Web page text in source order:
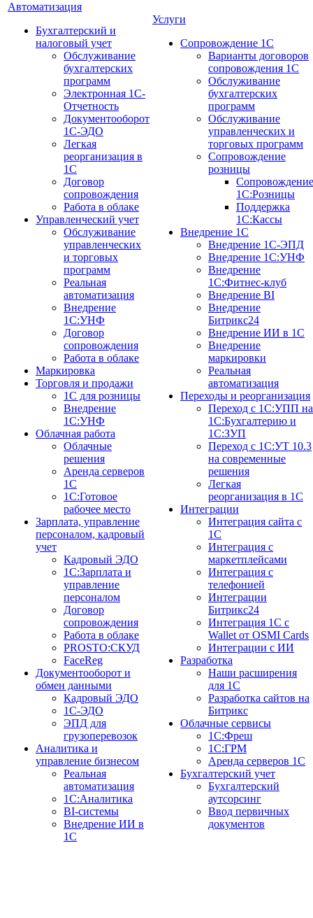
Автоматизация
Бухгалтерский и
налоговый учет
Обслуживание
бухгалтерских
программ
Электронная 1С-
Отчетность
Документооборот
1С-ЭДО
Легкая
реорганизация в
1С
Договор
сопровождения
Работа в облаке
Управленческий учет
Обслуживание
управленческих
и торговых
программ
Реальная
автоматизация
Внедрение
1С:УНФ
Договор
сопровождения
Работа в облаке
Маркировка
Торговля и продажи
1С для розницы
Внедрение
1С:УНФ
Облачная работа
Облачные
решения
Аренда серверов
1С
1C:Готовое
рабочее место
Зарплата, управление
персоналом, кадровый
учет
Кадровый ЭДО
1С:Зарплата и
управление
персоналом
Договор
сопровождения
Работа в облаке
PROSTO:СКУД
FaceReg
Документооборот и
обмен данными
Кадровый ЭДО
1С-ЭДО
ЭПД для
грузоперевозок
Аналитика и
управление бизнесом
Реальная
автоматизация
1С:Аналитика
BI-системы
Внедрение ИИ в
1С
Услуги
Сопровождение 1С
Варианты договоров
сопровождения 1С
Обслуживание
бухгалтерских
программ
Обслуживание
управленческих и
торговых программ
Сопровождение
розницы
Сопровождение
1С:Розницы
Поддержка
1С:Кассы
Внедрение 1С
Внедрение 1С-ЭПД
Внедрение 1С:УНФ
Внедрение
1С:Фитнес-клуб
Внедрение BI
Внедрение
Битрикс24
Внедрение ИИ в 1С
Внедрение
маркировки
Реальная
автоматизация
Переходы и реорганизация
Переход с 1С:УПП на
1С:Бухгалтерию и
1С:ЗУП
Переход с 1С:УТ 10.3
на современные
решения
Легкая
реорганизация в 1С
Интеграции
Интеграция сайта с
1С
Интеграция с
маркетплейсами
Интеграция с
телефонией
Интеграции
Битрикс24
Интеграция 1С с
Wallet от OSMI Cards
Интеграции с ИИ
Разработка
Наши расширения
для 1С
Разработка сайтов на
Битрикс
Облачные сервисы
1С:Фреш
1С:ГРМ
Аренда серверов 1С
Бухгалтерский учет
Бухгалтерский
аутсорсинг
Ввод первичных
документов